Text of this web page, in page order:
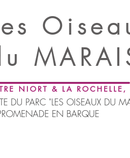
DU PARC "LES OISEAUX DU
EN BARQUE
NIORT & LA